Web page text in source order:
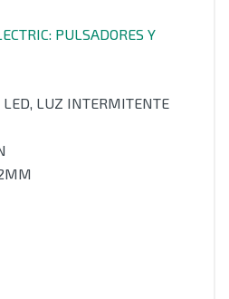
PULSADORES Y
LED, LUZ INTERMITENTE